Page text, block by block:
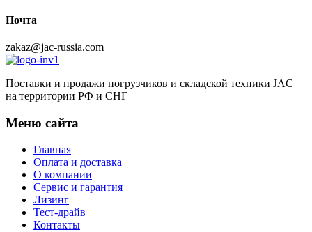
Почта
zakaz@jac-russia.com
Поставки и продажи погрузчиков и складской техники JAC
на территории РФ и СНГ
Меню сайта
Главная
Оплата и доставка
О компании
Сервис и гарантия
Лизинг
Тест-драйв
Контакты